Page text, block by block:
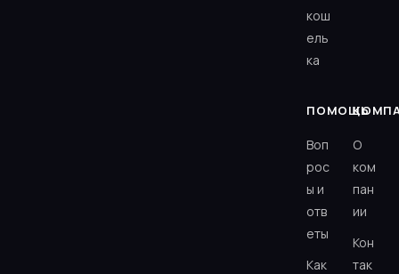
кош
ель
ка
ПОМОЩЬ
Воп
рос
ы и
отв
еты
Как
О
ком
пан
ии
Кон
так